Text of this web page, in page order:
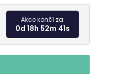
Měrná
Akce končí za:
0d 18h 52m 40s